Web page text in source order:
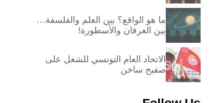
ما هو الواقع؟ بين العلم والفلسفة…
بين العرفان والأسطورة!
الاتحاد العام التونسي للشغل على
صفيح ساخن